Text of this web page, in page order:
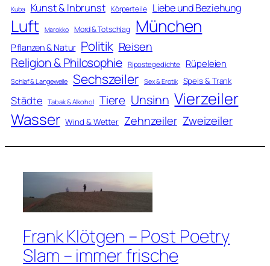
Kuba Kunst & Inbrunst Körperteile Liebe und Beziehung
Luft Marokko Mord & Totschlag München
Pflanzen & Natur Politik Reisen
Religion & Philosophie Ripostegedichte Rüpeleien
Schlaf & Langeweile Sechszeiler Sex & Erotik Speis & Trank
Städte Tabak & Alkohol Tiere Unsinn Vierzeiler
Wasser Wind & Wetter Zehnzeiler Zweizeiler
Frank Klötgen – Post Poetry
Slam – immer frische